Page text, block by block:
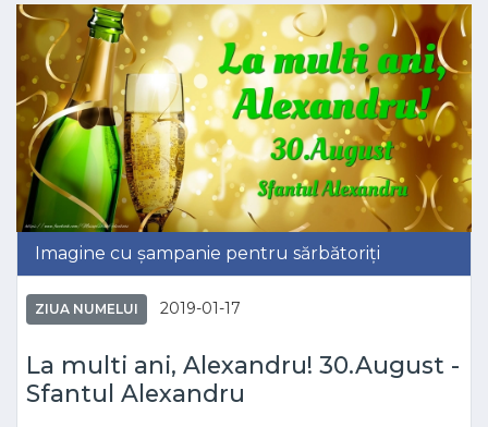
Imagine cu șampanie pentru sărbătoriți
ZIUA NUMELUI 2019-01-17
La multi ani, Alexandru! 30.August -
Sfantul Alexandru